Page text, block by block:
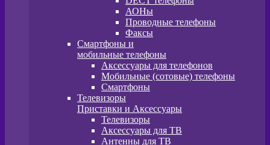
АОНы
Проводные телефоны
Факсы
Смартфоны и
мобильные телефоны
Аксессуары для телефонов
Мобильные (сотовые) телефоны
Смартфоны
Телевизоры
Приставки и Аксессуары
Телевизоры
Аксессуары для ТВ
Антенны для ТВ